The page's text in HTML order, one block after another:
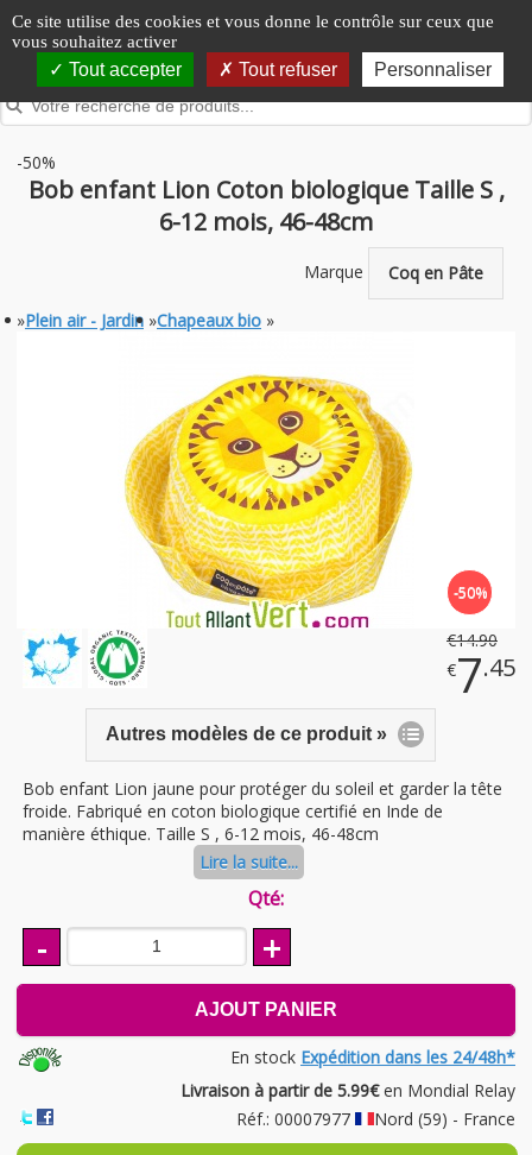
Panneau de gestion des cookies
Ce site utilise des cookies et vous donne le contrôle sur ceux que
vous souhaitez activer
Tout accepter Tout refuser Personnaliser
-50%
Bob enfant Lion Coton biologique Taille S ,
6-12 mois, 46-48cm
Marque Coq en Pâte
»Plein air - Jardin »Chapeaux bio »
-50%
€14.90
€7.45
Autres modèles de ce produit »
Bob enfant Lion jaune pour protéger du soleil et garder la tête
froide. Fabriqué en coton biologique certifié en Inde de
manière éthique. Taille S , 6-12 mois, 46-48cm
Lire la suite...
Qté:
- +
AJOUT PANIER
En stock Expédition dans les 24/48h*
Livraison à partir de 5.99€en Mondial Relay
Réf.: 00007977
Nord (59) - France